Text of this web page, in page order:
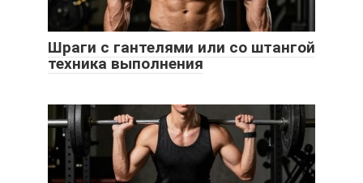
Шраги с гантелями или со штангой
техника выполнения